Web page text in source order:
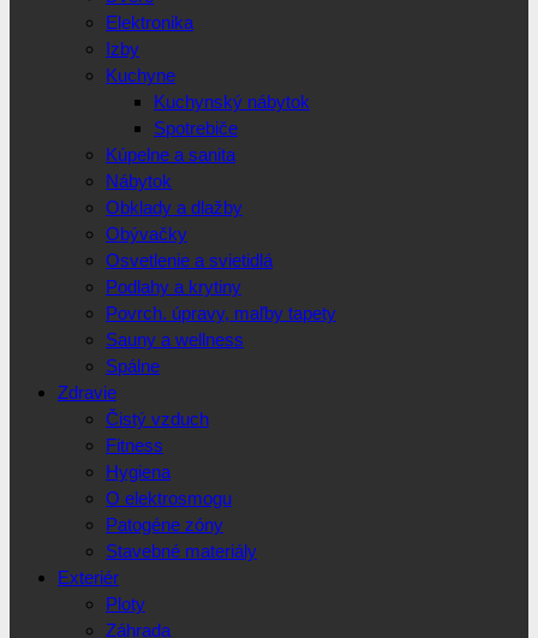
Elektronika
Izby
Kuchyne
Kuchynský nábytok
Spotrebiče
Kúpelne a sanita
Nábytok
Obklady a dlažby
Obývačky
Osvetlenie a svietidlá
Podlahy a krytiny
Povrch. úpravy, maľby tapety
Sauny a wellness
Spálne
Zdravie
Čistý vzduch
Fitness
Hygiena
O elektrosmogu
Patogéne zóny
Stavebné materiály
Exteriér
Ploty
Záhrada